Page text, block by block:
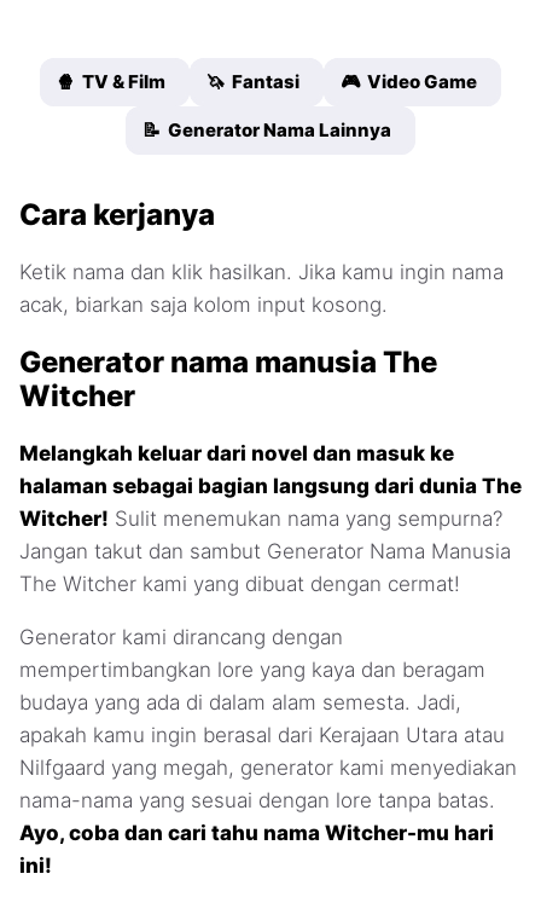
🍿 TV & Film 🦄 Fantasi 🎮 Video Game
📝 Generator Nama Lainnya
Cara kerjanya
Ketik nama dan klik hasilkan. Jika kamu ingin nama
acak, biarkan saja kolom input kosong.
Generator nama manusia The
Witcher
Melangkah keluar dari novel dan masuk ke
halaman sebagai bagian langsung dari dunia The
Witcher! Sulit menemukan nama yang sempurna?
Jangan takut dan sambut Generator Nama Manusia
The Witcher kami yang dibuat dengan cermat!
Generator kami dirancang dengan
mempertimbangkan lore yang kaya dan beragam
budaya yang ada di dalam alam semesta. Jadi,
apakah kamu ingin berasal dari Kerajaan Utara atau
Nilfgaard yang megah, generator kami menyediakan
nama-nama yang sesuai dengan lore tanpa batas.
Ayo, coba dan cari tahu nama Witcher-mu hari
ini!